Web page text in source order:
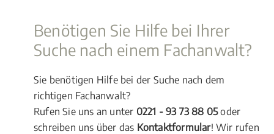
Benötigen Sie Hilfe bei Ihrer
Suche nach einem Fachanwalt?
Sie benötigen Hilfe bei der Suche nach dem
richtigen Fachanwalt?
Rufen Sie uns an unter 0221 - 93 73 88 05oder
schreiben uns über das Kontaktformular! Wir rufen